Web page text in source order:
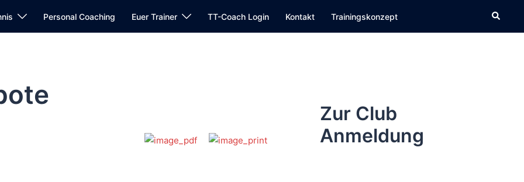
Personal Coaching Euer Trainer TT-Coach Login Kontakt Trainingskonzept Suche
Zur Club
Anmeldung